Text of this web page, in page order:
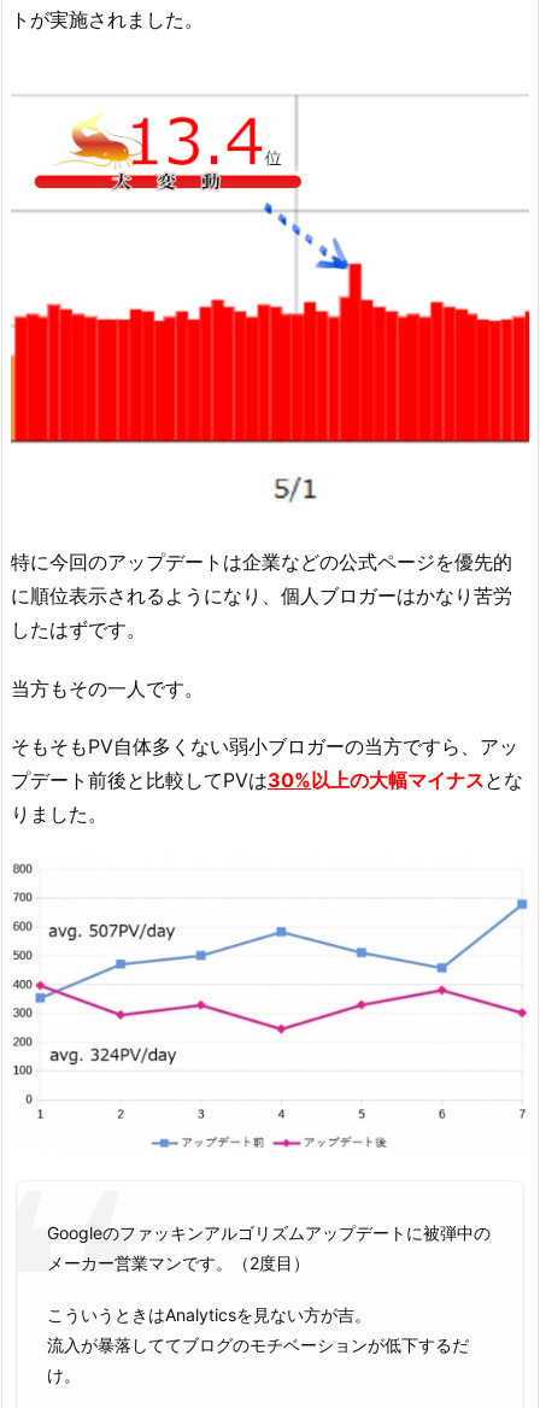
トが実施されました。
特に今回のアップデートは企業などの公式ページを優先的
に順位表示されるようになり、個人ブロガーはかなり苦労
したはずです。
当方もその一人です。
そもそもPV自体多くない弱小ブロガーの当方ですら、アッ
プデート前後と比較してPVは30%以上の大幅マイナスとな
りました。
Googleのファッキンアルゴリズムアップデートに被弾中の
メーカー営業マンです。（2度目）
こういうときはAnalyticsを見ない方が吉。
流入が暴落しててブログのモチベーションが低下するだ
け。